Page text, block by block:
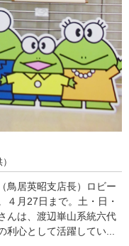
鳥居英昭支店長）ロビー
４月27日まで。土・日・
んは、渡辺崋山系統六代
心として活躍してい...